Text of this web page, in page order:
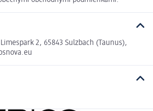
2, 65843 Sulzbach (Taunus),